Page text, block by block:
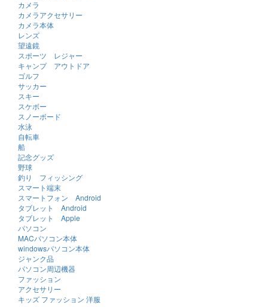
カメラ
カメラアクセサリー
カメラ本体
レンズ
望遠鏡
スポーツ レジャー
キャンプ アウトドア
ゴルフ
サッカー
スキー
スケボー
スノーボード
水泳
自転車
船
記念グッズ
野球
釣り フィッシング
スマート端末
スマートフォン Android
タブレット Android
タブレット Apple
パソコン
MACパソコン本体
windowsパソコン本体
ジャンク品
パソコン周辺機器
ファッション
アクセサリー
キッズ ファッション 洋服